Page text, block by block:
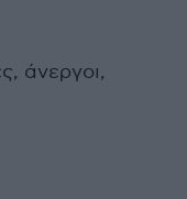
άνεργοι,